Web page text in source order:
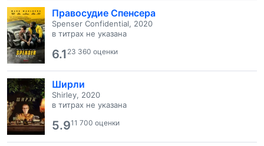
Правосудие Спенсера
Spenser Confidential, 2020
в титрах не указана
6.1 23 360 оценки
Ширли
Shirley, 2020
в титрах не указана
5.911 700 оценки